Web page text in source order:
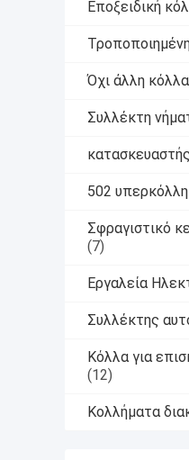
Εποξειδική
Όχι άλλη
Συλλέκτη
502
Σφραγιστικό
(7)
Εργαλεία
Συλλέκτης
Κόλλα για
(12)
Κολλήματα